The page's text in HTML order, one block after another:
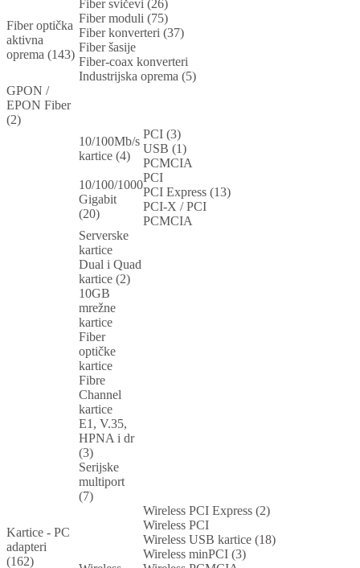
Fiber optička
aktivna
oprema (143)
Fiber svičevi (26)
Fiber moduli (75)
Fiber konverteri (37)
Fiber šasije
Fiber-coax konverteri
Industrijska oprema (5)
GPON /
EPON Fiber
(2)
Kartice - PC
adapteri
(162)
10/100Mb/s
kartice (4)
PCI (3)
USB (1)
PCMCIA
10/100/1000
Gigabit
(20)
PCI
PCI Express (13)
PCI-X / PCI
PCMCIA
Serverske
kartice
Dual i Quad
kartice (2)
10GB
mrežne
kartice
Fiber
optičke
kartice
Fibre
Channel
kartice
E1, V.35,
HPNA i dr
(3)
Serijske
multiport
(7)
Wireless PCI Express (2)
Wireless PCI
Wireless USB kartice (18)
Wireless minPCI (3)